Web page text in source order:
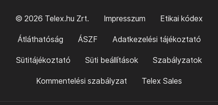
© 2026 Telex.hu Zrt. Impresszum Etikai kódex
Átláthatóság ÁSZF Adatkezelési tájékoztató
Sütitájékoztató Süti beállítások Szabályzatok
Kommentelési szabályzat Telex Sales